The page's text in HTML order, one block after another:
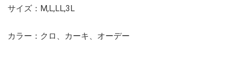
サイズ：M,L,LL,3L
カラー：クロ、カーキ、オーデー